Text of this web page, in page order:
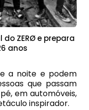
ZERØ e prepara
anos
a noite e podem
que passam
em automóveis,
inspirador.